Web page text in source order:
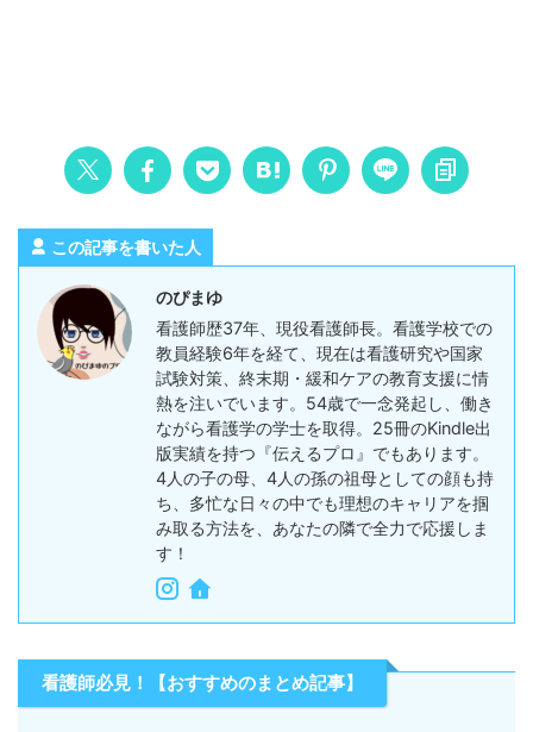
この記事を書いた人
のぴまゆ
看護師歴37年、現役看護師長。看護学校での
教員経験6年を経て、現在は看護研究や国家
試験対策、終末期・緩和ケアの教育支援に情
熱を注いでいます。54歳で一念発起し、働き
ながら看護学の学士を取得。25冊のKindle出
版実績を持つ『伝えるプロ』でもあります。
4人の子の母、4人の孫の祖母としての顔も持
ち、多忙な日々の中でも理想のキャリアを掴
み取る方法を、あなたの隣で全力で応援しま
す！
看護師必見！【おすすめのまとめ記事】